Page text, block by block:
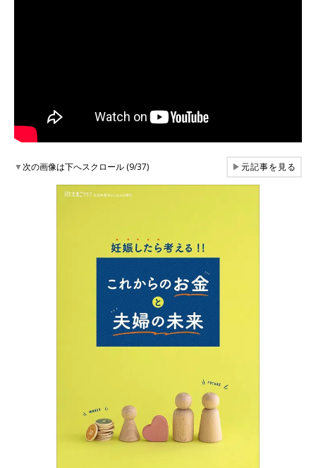
▼次の画像は下へスクロール (9/37) ▶元記事を見る